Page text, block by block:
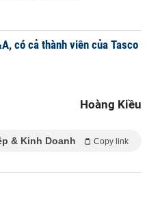
có cả thành viên của Tasco
Hoàng Kiều
& Kinh Doanh Copy link